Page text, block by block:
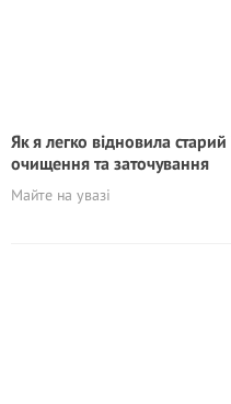
Як я легко відновила
очищення та заточування
Майте на увазі